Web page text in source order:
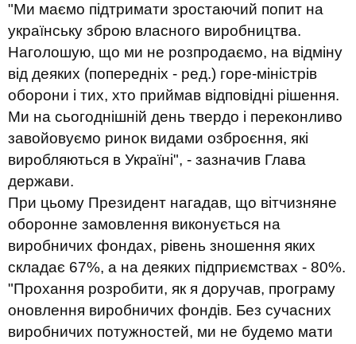
"Ми маємо підтримати зростаючий попит на
українську зброю власного виробництва.
Наголошую, що ми не розпродаємо, на відміну
від деяких (попередніх - ред.) горе-міністрів
оборони і тих, хто приймав відповідні рішення.
Ми на сьогоднішній день твердо і переконливо
завойовуємо ринок видами озброєння, які
виробляються в Україні", - зазначив Глава
держави.
При цьому Президент нагадав, що вітчизняне
оборонне замовлення виконується на
виробничих фондах, рівень зношення яких
складає 67%, а на деяких підприємствах - 80%.
"Прохання розробити, як я доручав, програму
оновлення виробничих фондів. Без сучасних
виробничих потужностей, ми не будемо мати